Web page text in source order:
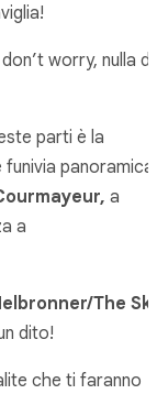
worry, nulla di
parti è la
funivia
a
a
The
dito!
che ti faranno